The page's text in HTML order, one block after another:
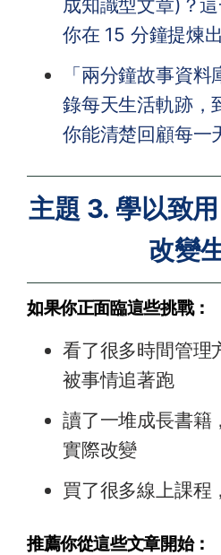
成知識型文章)？
你在 15 分鐘提煉
「兩分鐘故事資
錄每天生活軌跡，
你能清楚回顧每一
主題 3. 學以致
改變
如果你正面臨這些挑戰：
看了很多時間管理
被事情追著跑
讀了一堆成長書籍
實際改變
買了很多線上課程
推薦你從這些文章開始：